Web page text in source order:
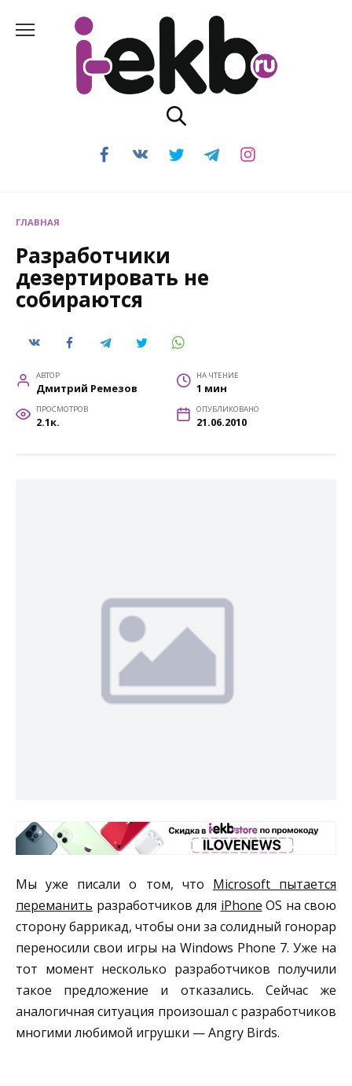
содержанию
ГЛАВНАЯ
Разработчики
дезертировать не
собираются
АВТОР
Дмитрий Ремезов
НА ЧТЕНИЕ
1 мин
ПРОСМОТРОВ
2.1к.
ОПУБЛИКОВАНО
21.06.2010
Мы уже писали о том, что Microsoft пытается
переманить разработчиков для iPhone OS на свою
сторону баррикад, чтобы они за солидный гонорар
переносили свои игры на Windows Phone 7. Уже на
тот момент несколько разработчиков получили
такое предложение и отказались. Сейчас же
аналогичная ситуация произошал с разработчиков
многими любимой игрушки — Angry Birds.